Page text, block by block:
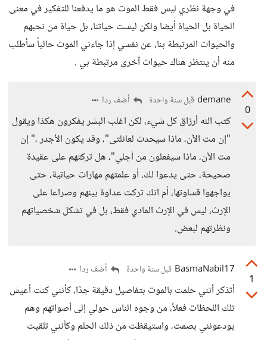
في وجهة نظري ليس فقط الموت هو ما يدفعنا للتفكير في معنى
الحياة بل الحياة أيضا ولكن ليست حياتنا، بل حياة من نحبهم
والحيوات المرتبطة بنا، عن نفسي إذا جاءني الموت حالياً سأطلب
منه أن ينتظر هناك حيوات آخرى مرتبطة بي .
0
demane قبل سنة واحدة أضف ردا
كتب الله أرزاق كل شيء، لكن اغلب البشر يفكرون هكذا ويقول
"إن مت الآن، ماذا سيحدث لعائلتى"، وقد يكون الأجدر ،" إن
مت الآن، ماذا سيفعلون من أجلي"، هل تركتهم على عقيدة
صحيحة، حتى يدعوا لك، أو علمتهم مهارات حياتية، حتى
يواجهوا قساوتها، أم انك تركت عداوة بينهم وصراعا على
الإرث، ليس في الإرث المادي فقط، بل في تشكل شخصياتهم
ونظرتهم لبعض.
1
BasmaNabil17 قبل سنة واحدة أضف ردا
أتذكر أنني حلمت بالموت بتفاصيل دقيقة جدًا، كأنني كنت أعيش
تلك اللحظات فعلاً، من وجوه الناس حولي إلى أصواتهم وهم
يودعونني بصمت، واستيقظت من ذلك الحلم وكأنني تلقيت